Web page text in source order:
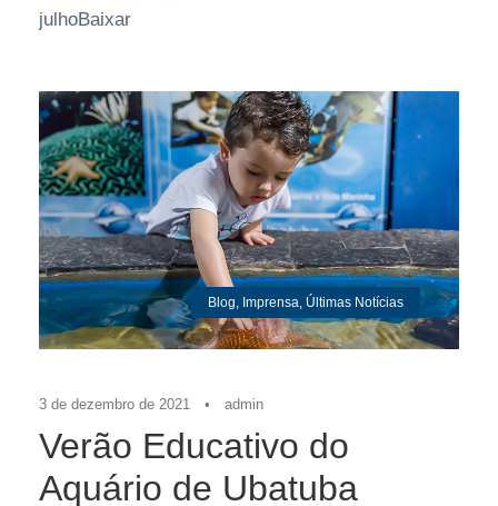
julhoBaixar
Blog, Imprensa, Últimas Notícias
3 de dezembro de 2021 • admin
Verão Educativo do
Aquário de Ubatuba